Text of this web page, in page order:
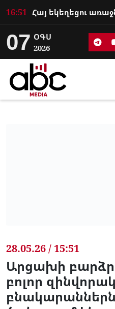
16:51
07 ՕԳՍ
2026
28.05.26 / 15:51
Արցախի
բոլոր